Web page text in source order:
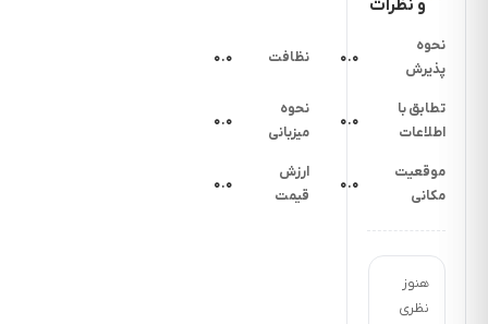
و نظرات
نحوه
پذیرش
۰.۰ نظافت ۰.۰
تطابق با
اطلاعات
۰.۰
نحوه
میزبانی
۰.۰
موقعیت
مکانی
۰.۰
ارزش
قیمت
۰.۰
هنوز
نظری